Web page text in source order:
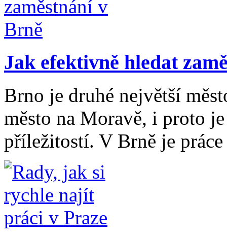
Jak efektivně hledat
Brno je druhé největší
město na Moravě, i proto
příležitostí. V Brně je